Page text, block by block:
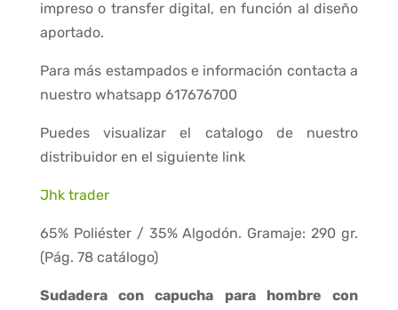
impreso o transfer digital, en función al diseño
aportado.
Para más estampados e información contacta a
nuestro whatsapp 617676700
Puedes visualizar el catalogo de nuestro
distribuidor en el siguiente link
Jhk trader
65% Poliéster / 35% Algodón. Gramaje: 290 gr.
(Pág. 78 catálogo)
Sudadera con capucha para hombre con